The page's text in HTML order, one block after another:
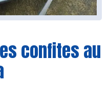
confites au